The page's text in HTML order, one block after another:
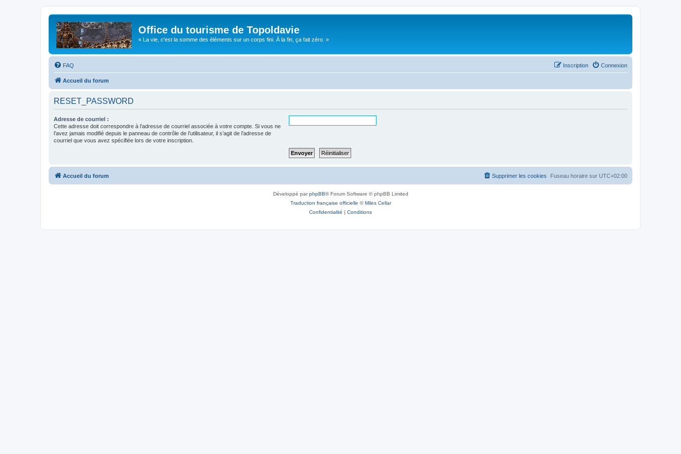
Office du tourisme de Topoldavie
« La vie, c'est la somme des éléments sur un corps fini. À la fin, ça fait zéro. »
FAQ Connexion
Inscription
Accueil du forum
RESET_PASSWORD
Adresse de courriel :
Cette adresse doit correspondre à l’adresse de courriel associée à votre compte. Si vous ne
l’avez jamais modifié depuis le panneau de contrôle de l’utilisateur, il s’agit de l’adresse de
courriel que vous avez spécifiée lors de votre inscription.
Accueil du forum Fuseau horaire sur UTC+02:00
Supprimer les cookies
Développé parphpBB® Forum Software © phpBB Limited
Traduction française officielle ©Miles Cellar
Confidentialité | Conditions